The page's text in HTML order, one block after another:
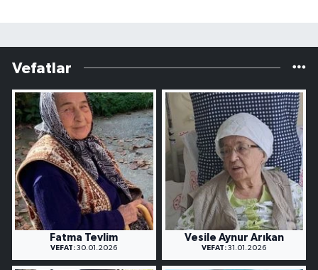
Vefatlar
Fatma Tevlim
VEFAT: 30.01.2026
Vesile Aynur Arıkan
VEFAT: 31.01.2026